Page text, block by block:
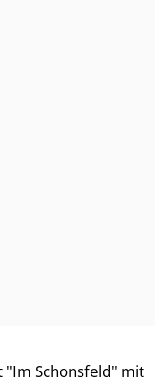
"Im Schonsfeld" mit